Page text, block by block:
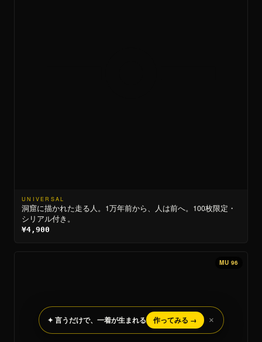
UNIVERSAL
洞窟に描かれた走る人。1万年前から、人は前へ。100枚限定・
シリアル付き。
¥4,900
MU 96
✦ 言うだけで、一着が生まれる 作ってみる → ×